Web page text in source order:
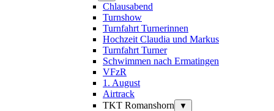
Chlausabend
Turnshow
Turnfahrt Turnerinnen
Hochzeit Claudia und Markus
Turnfahrt Turner
Schwimmen nach Ermatingen
VFzR
1. August
Airtrack
TKT Romanshorn
▼